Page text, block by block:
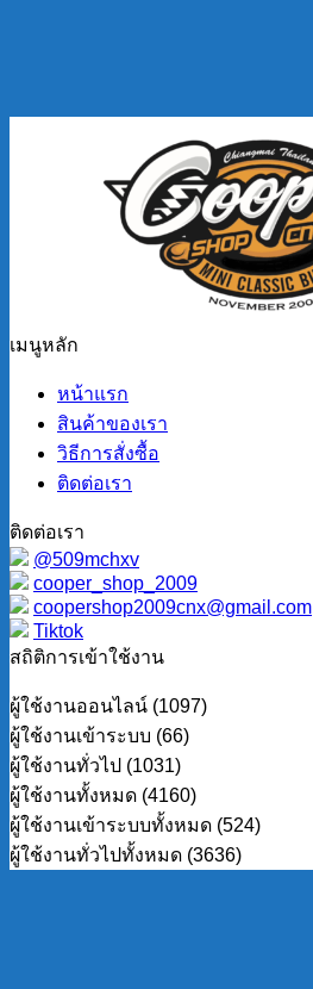
เมนูหลัก
หน้าแรก
สินค้าของเรา
วิธีการสั่งซื้อ
ติดต่อเรา
ติดต่อเรา
@509mchxv
cooper_shop_2009
coopershop2009cnx@gmail.com
Tiktok
สถิติการเข้าใช้งาน
ผู้ใช้งานออนไลน์ (1097)
ผู้ใช้งานเข้าระบบ (66)
ผู้ใช้งานทั่วไป (1031)
ผู้ใช้งานทั้งหมด (4160)
ผู้ใช้งานเข้าระบบทั้งหมด (524)
ผู้ใช้งานทั่วไปทั้งหมด (3636)